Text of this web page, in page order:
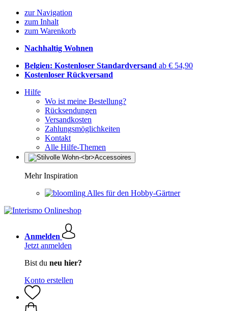
zur Navigation
zum Inhalt
zum Warenkorb
Nachhaltig Wohnen
Belgien: Kostenloser Standardversand ab € 54,90
Kostenloser Rückversand
Hilfe
Wo ist meine Bestellung?
Rücksendungen
Versandkosten
Zahlungsmöglichkeiten
Kontakt
Alle Hilfe-Themen
Mehr Inspiration
Alles für den Hobby-Gärtner
Anmelden
Jetzt anmelden
Bist du neu hier?
Konto erstellen